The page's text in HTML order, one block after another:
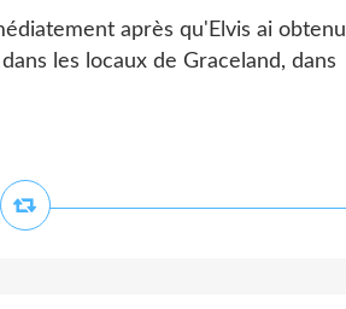
après qu'Elvis ai obtenu
les locaux de Graceland, dans